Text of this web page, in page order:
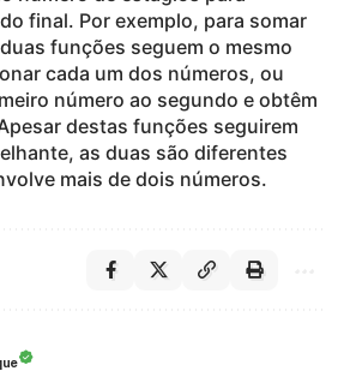
final. Por exemplo, para somar
funções seguem o mesmo
cada um dos números, ou
número ao segundo e obtêm
destas funções seguirem
as duas são diferentes
mais de dois números.